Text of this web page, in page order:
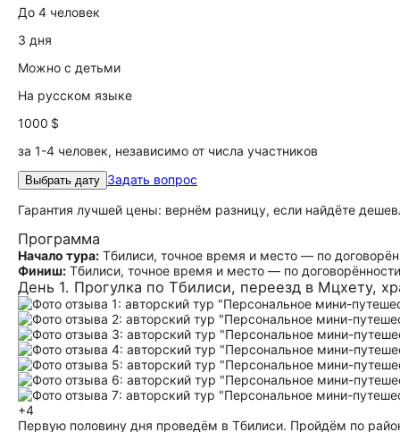
До 4 человек
3 дня
Можно с детьми
На русском языке
1000 $
за 1-4 человек, независимо от числа участников
Выбрать дату Задать вопрос
Гарантия лучшей цены: вернём разницу, если найдёте
Программа
Начало тура: Тбилиси, точное время и место — по
Финиш: Тбилиси, точное время и место — по договорённости
День 1. Прогулка по Тбилиси, переезд в Мцхету,
+4
Первую половину дня проведём в Тбилиси. Пройдём по